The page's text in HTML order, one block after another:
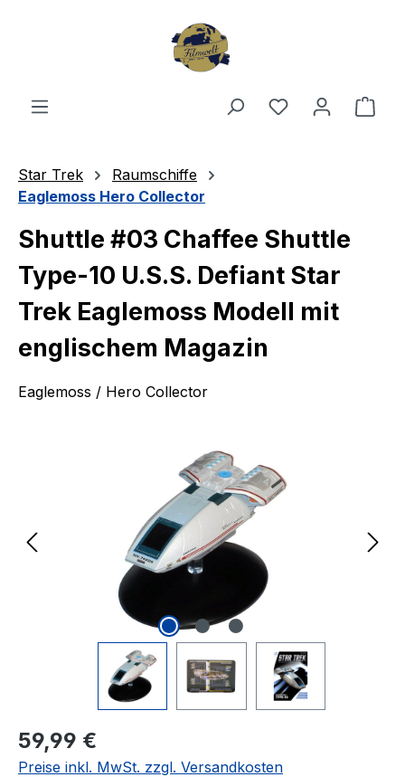
Du hast 0
Star Trek
Raumschiffe
Eaglemoss Hero Collector
Shuttle #03 Chaffee Shuttle
Type-10 U.S.S. Defiant Star
Trek Eaglemoss Modell mit
englischem Magazin
Eaglemoss / Hero Collector
Regulärer Preis:
59,99 €
Preise inkl. MwSt. zzgl. Versandkosten